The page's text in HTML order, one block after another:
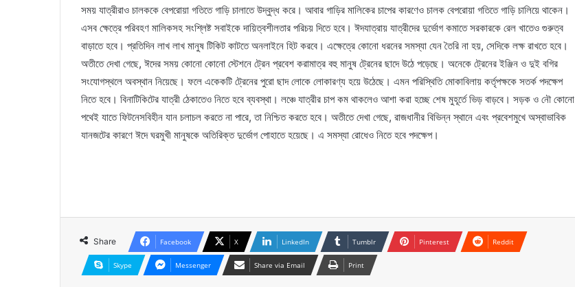
সময় যাত্রীরাও চালককে বেপরোয়া গতিতে গাড়ি চালাতে উদ্বুদ্ধ করে। আবার গাড়ির মালিকের চাপের কারণেও চালক বেপরোয়া গতিতে গাড়ি চালিয়ে থাকেন।
এসব ক্ষেত্রে পরিবহণ মালিকসহ সংশ্লিষ্ট সবাইকে দায়িত্বশীলতার পরিচয় দিতে হবে। ঈদযাত্রায় যাত্রীদের দুর্ভোগ কমাতে সরকারকে রেল খাতেও গুরুত্ব
বাড়াতে হবে। প্রতিদিন লাখ লাখ মানুষ টিকিট কাটতে অনলাইনে হিট করবে। এক্ষেত্রে কোনো ধরনের সমস্যা যেন তৈরি না হয়, সেদিকে লক্ষ রাখতে হবে।
অতীতে দেখা গেছে, ঈদের সময় কোনো কোনো স্টেশনে ট্রেন প্রবেশ করামাত্র বহু মানুষ ট্রেনের ছাদে উঠে পড়েছে। অনেকে ট্রেনের ইঞ্জিন ও দুই বগির
সংযোগস্থলে অবস্থান নিয়েছে। ফলে একেকটি ট্রেনের পুরো ছাদ লোকে লোকারণ্য হয়ে উঠেছে। এমন পরিস্থিতি মোকাবিলায় কর্তৃপক্ষকে সতর্ক পদক্ষেপ
নিতে হবে। বিনাটিকিটের যাত্রী ঠেকাতেও নিতে হবে ব্যবস্থা। লঞ্চে যাত্রীর চাপ কম থাকলেও আশা করা হচ্ছে শেষ মুহূর্তে ভিড় বাড়বে। সড়ক ও নৌ কোনো
পথেই যাতে ফিটনেসবিহীন যান চলাচল করতে না পারে, তা নিশ্চিত করতে হবে। অতীতে দেখা গেছে, রাজধানীর বিভিন্ন স্থানে এবং প্রবেশমুখে অস্বাভাবিক
যানজটের কারণে ঈদে ঘরমুখী মানুষকে অতিরিক্ত দুর্ভোগ পোহাতে হয়েছে। এ সমস্যা রোধেও নিতে হবে পদক্ষেপ।
Share Facebook X LinkedIn Tumblr Pinterest Reddit
Skype Messenger Share via Email Print